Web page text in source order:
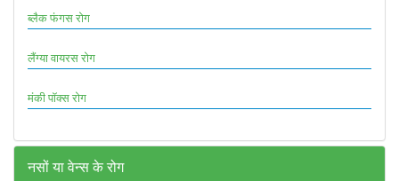
ब्लैक फंगस रोग
लैंग्या वायरस रोग
मंकी पॉक्स रोग
नसों या वेन्स के रोग